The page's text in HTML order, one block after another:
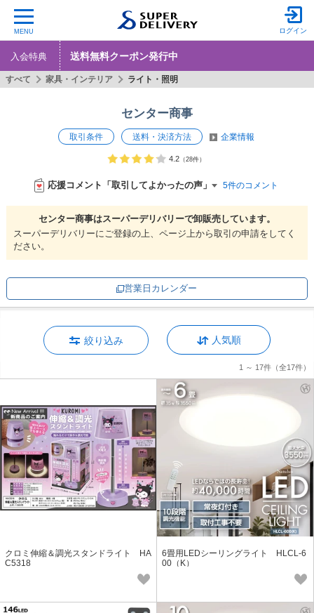
MENU ログイン
入会特典 送料無料クーポン発行中
センター商事
取引条件 送料・決済方法 企業情報
4.2 （28件）
応援コメント「取引してよかったの声」 5件のコメント
センター商事はスーパーデリバリーで卸販売しています。
スーパーデリバリーにご登録の上、ページ上から取引の申請をしてく
ださい。
営業日カレンダー
すべて 家具・インテリア ライト・照明
絞り込み 人気順
1 ～ 17件 （全17件）
クロミ伸縮＆調光スタンドライト HA
C5318
6畳用LEDシーリングライト HLCL-6
00（K）